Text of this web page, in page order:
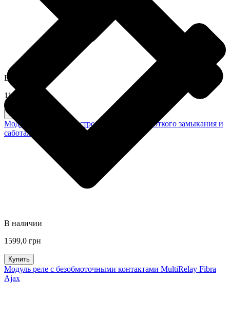
В наличии
1199,0 грн
Купить
Модуль для защиты устройств Fibra от короткого замыкания и
саботажа LineProtect Fibra Ajax
В наличии
1599,0 грн
Купить
Модуль реле с безобмоточными контактами MultiRelay Fibra
Ajax